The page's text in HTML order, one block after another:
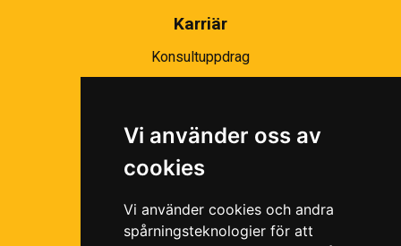
Vi använder oss av
cookies
Vi använder cookies och andra
spårningsteknologier för att
Karriär
Konsultuppdrag
Ramavtal